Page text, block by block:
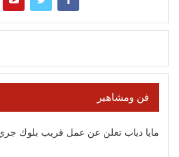
فن ومشاهير
مايا دياب تعلن عن عمل قريب بلوك